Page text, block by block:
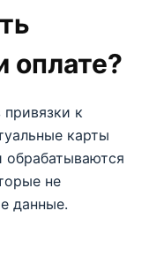
оплате?
к
карты
обрабатываются
не
данные.